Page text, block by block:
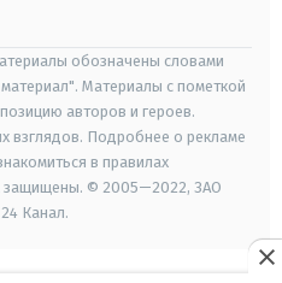
обозначены словами
Материалы с пометкой
авторов и героев.
взглядов. Подробнее о рекламе
в правилах
защищены. © 2005—2022, ЗАО
Канал.